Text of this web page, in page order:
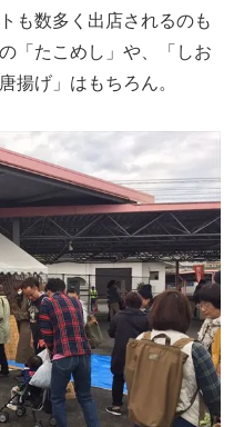
も数多く出店されるのも
「たこめし」や、「しお
揚げ」はもちろん。